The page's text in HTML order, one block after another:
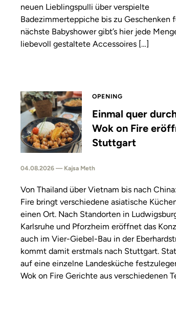
neuen Lieblingspulli über verspielte
Badezimmerteppiche bis zu Geschenken
nächste Babyshower gibt’s hier jede
liebevoll gestaltete Accessoires […]
OPENING
Einmal quer
Wok on Fire
Stuttgart
04.08.2026 — Kajsa Meth
Von Thailand über Vietnam bis nach
Fire bringt verschiedene asiatische
einen Ort. Nach Standorten in
Karlsruhe und Pforzheim eröffnet das
auch im Vier-Giebel-Bau in der
kommt damit erstmals nach Stuttgart.
auf eine einzelne Landesküche
Wok on Fire Gerichte aus verschiedenen